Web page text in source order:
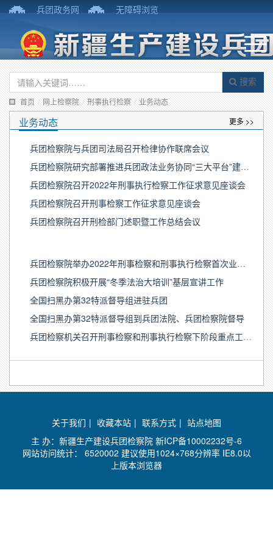
兵团政务网 无障碍浏览
搜索
首页 / 网上检察院 / 刑事执行检察 / 业务动态
业务动态 更多 >>
兵团检察院与兵团司法局召开检律协作联席会议
兵团检察院研究部署推进兵团政法业务协同“三大平台”建设应用工作
兵团检察院召开2022年刑事执行检察工作征求意见座谈会
兵团检察院召开刑事检察工作征求意见座谈会
兵团检察院召开刑检部门述职暨工作总结会议
兵团检察院举办2022年刑事检察和刑事执行检察首次业务培训
兵团检察院积极开展“冬季法治大培训”基层宣讲工作
全国扫黑办第32特派督导组进驻兵团
全国扫黑办第32特派督导组到兵团法院、兵团检察院督导
兵团检察机关召开刑事检察和刑事执行检察下阶段重点工作视频推进会
关于我们 | 收藏本站 | 联系方式 | 站点地图
主 办：新疆生产建设兵团检察院 新ICP备10002232号-6
网站访问统计： 6520002 建议使用1024×768分辨率 IE8.0以
上版本浏览器